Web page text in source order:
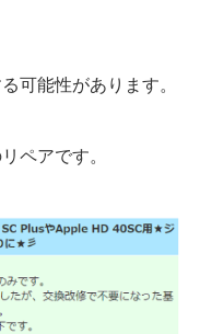
可能性があります。
ペアです。